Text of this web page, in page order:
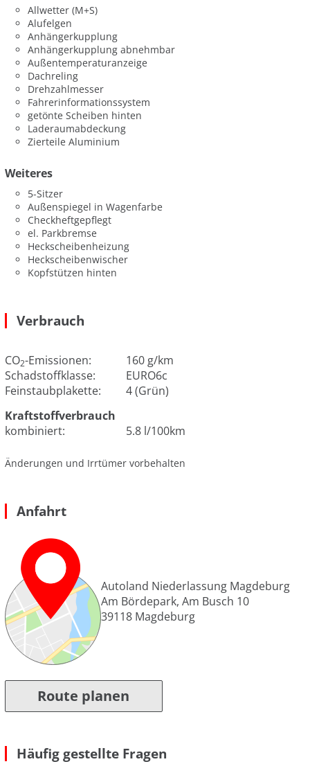
Allwetter (M+S)
Alufelgen
Anhängerkupplung
Anhängerkupplung abnehmbar
Außentemperaturanzeige
Dachreling
Drehzahlmesser
Fahrerinformationssystem
getönte Scheiben hinten
Laderaumabdeckung
Zierteile Aluminium
Weiteres
5-Sitzer
Außenspiegel in Wagenfarbe
Checkheftgepflegt
el. Parkbremse
Heckscheibenheizung
Heckscheibenwischer
Kopfstützen hinten
Verbrauch
CO2-Emissionen:
160 g/km
Schadstoffklasse:
EURO6c
Feinstaubplakette:
4 (Grün)
Kraftstoffverbrauch
kombiniert:
5.8 l/100km
Änderungen und Irrtümer vorbehalten
Anfahrt
Autoland Niederlassung Magdeburg
Am Bördepark, Am Busch 10
39118 Magdeburg
Route planen
Häufig gestellte Fragen